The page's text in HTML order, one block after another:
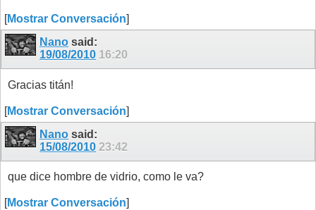
[Mostrar Conversación]
Nano said:
19/08/2010 16:20
Gracias titán!
[Mostrar Conversación]
Nano said:
15/08/2010 23:42
que dice hombre de vidrio, como le va?
[Mostrar Conversación]